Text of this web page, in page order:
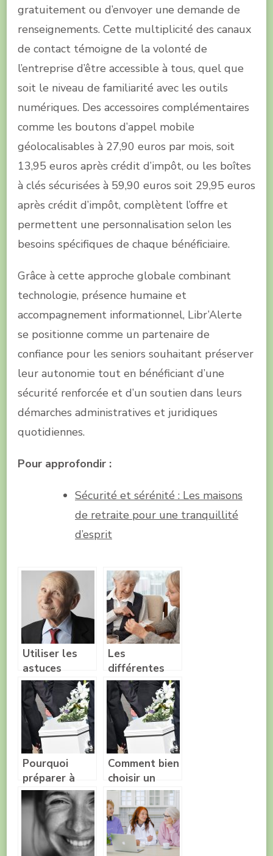
gratuitement ou d’envoyer une demande de
renseignements. Cette multiplicité des canaux
de contact témoigne de la volonté de
l’entreprise d’être accessible à tous, quel que
soit le niveau de familiarité avec les outils
numériques. Des accessoires complémentaires
comme les boutons d’appel mobile
géolocalisables à 27,90 euros par mois, soit
13,95 euros après crédit d’impôt, ou les boîtes
à clés sécurisées à 59,90 euros soit 29,95 euros
après crédit d’impôt, complètent l’offre et
permettent une personnalisation selon les
besoins spécifiques de chaque bénéficiaire.
Grâce à cette approche globale combinant
technologie, présence humaine et
accompagnement informationnel, Libr’Alerte
se positionne comme un partenaire de
confiance pour les seniors souhaitant préserver
leur autonomie tout en bénéficiant d’une
sécurité renforcée et d’un soutien dans leurs
démarches administratives et juridiques
quotidiennes.
Pour approfondir :
Sécurité et sérénité : Les maisons
de retraite pour une tranquillité
d’esprit
Utiliser les
astuces
contre le
vieillissement
Les
différentes
maladies que
l’on peut
croiser
lorsque l’on
vieilli.
Pourquoi
préparer à
l’avance ses
funérailles ?
Comment bien
choisir un
cercueil ?